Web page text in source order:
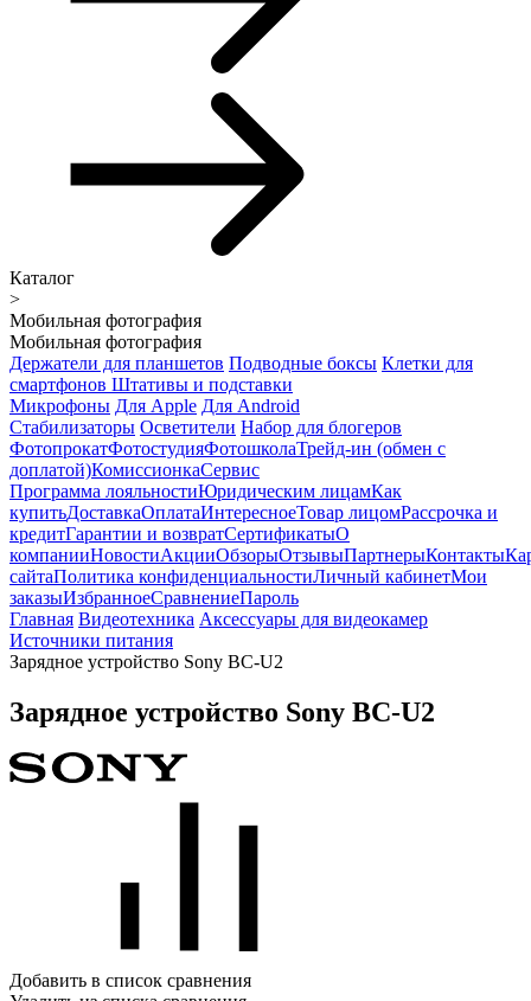
Каталог
>
Мобильная фотография
Мобильная фотография
Держатели для планшетов Подводные боксы Клетки для
смартфонов Штативы и подставки
Микрофоны Для Apple Для Android
Стабилизаторы Осветители Набор для блогеров
ФотопрокатФотостудияФотошколаТрейд-ин (обмен с
доплатой)КомиссионкаСервис
Программа лояльностиЮридическим лицамКак
купитьДоставкаОплатаИнтересноеТовар лицомРассрочка и
кредитГарантии и возвратСертификатыО
компанииНовостиАкцииОбзорыОтзывыПартнерыКонтакты
сайтаПолитика конфиденциальностиЛичный кабинетМои
заказыИзбранноеСравнениеПароль
Главная Видеотехника Аксессуары для видеокамер
Источники питания
Зарядное устройство Sony BC-U2
Зарядное устройство Sony BC-U2
Добавить в список сравнения